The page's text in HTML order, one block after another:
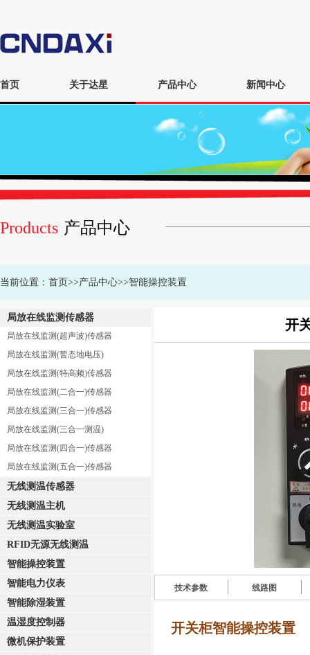
首页 关于达星 产品中心 新闻中心
Products 产品中心
当前位置： 首页>>产品中心>>智能操控装置
局放在线监测传感器
局放在线监测(超声波)传感器
局放在线监测(暂态地电压)
局放在线监测(特高频)传感器
局放在线监测(二合一)传感器
局放在线监测(三合一)传感器
局放在线监测(三合一测温)
局放在线监测(四合一)传感器
局放在线监测(五合一)传感器
无线测温传感器
无线测温主机
无线测温实验室
RFID无源无线测温
智能操控装置
智能电力仪表
智能除湿装置
温湿度控制器
微机保护装置
开
技术参数 线路图
开关柜智能操控装置